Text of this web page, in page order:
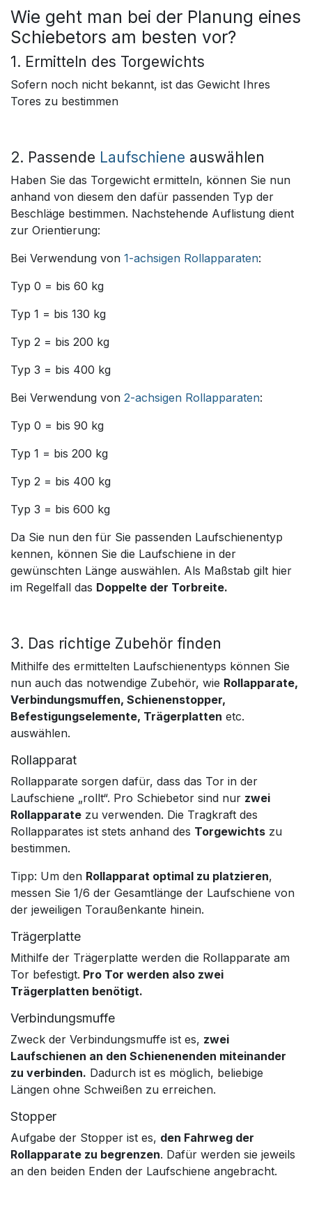
Wie geht man bei der Planung eines
Schiebetors am besten vor?
1. Ermitteln des Torgewichts
Sofern noch nicht bekannt, ist das Gewicht Ihres
Tores zu bestimmen
2. Passende Laufschiene auswählen
Haben Sie das Torgewicht ermitteln, können Sie nun
anhand von diesem den dafür passenden Typ der
Beschläge bestimmen. Nachstehende Auflistung dient
zur Orientierung:
Bei Verwendung von 1-achsigen Rollapparaten:
Typ 0 = bis 60 kg
Typ 1 = bis 130 kg
Typ 2 = bis 200 kg
Typ 3 = bis 400 kg
Bei Verwendung von 2-achsigen Rollapparaten:
Typ 0 = bis 90 kg
Typ 1 = bis 200 kg
Typ 2 = bis 400 kg
Typ 3 = bis 600 kg
Da Sie nun den für Sie passenden Laufschienentyp
kennen, können Sie die Laufschiene in der
gewünschten Länge auswählen. Als Maßstab gilt hier
im Regelfall das Doppelte der Torbreite.
3. Das richtige Zubehör finden
Mithilfe des ermittelten Laufschienentyps können Sie
nun auch das notwendige Zubehör, wie Rollapparate,
Verbindungsmuffen, Schienenstopper,
Befestigungselemente, Trägerplatten etc.
auswählen.
Rollapparat
Rollapparate sorgen dafür, dass das Tor in der
Laufschiene „rollt“. Pro Schiebetor sind nur zwei
Rollapparate zu verwenden. Die Tragkraft des
Rollapparates ist stets anhand des Torgewichts zu
bestimmen.
Tipp: Um den Rollapparat optimal zu platzieren,
messen Sie 1/6 der Gesamtlänge der Laufschiene von
der jeweiligen Toraußenkante hinein.
Trägerplatte
Mithilfe der Trägerplatte werden die Rollapparate am
Tor befestigt. Pro Tor werden also zwei
Trägerplatten benötigt.
Verbindungsmuffe
Zweck der Verbindungsmuffe ist es, zwei
Laufschienen an den Schienenenden miteinander
zu verbinden. Dadurch ist es möglich, beliebige
Längen ohne Schweißen zu erreichen.
Stopper
Aufgabe der Stopper ist es, den Fahrweg der
Rollapparate zu begrenzen. Dafür werden sie jeweils
an den beiden Enden der Laufschiene angebracht.